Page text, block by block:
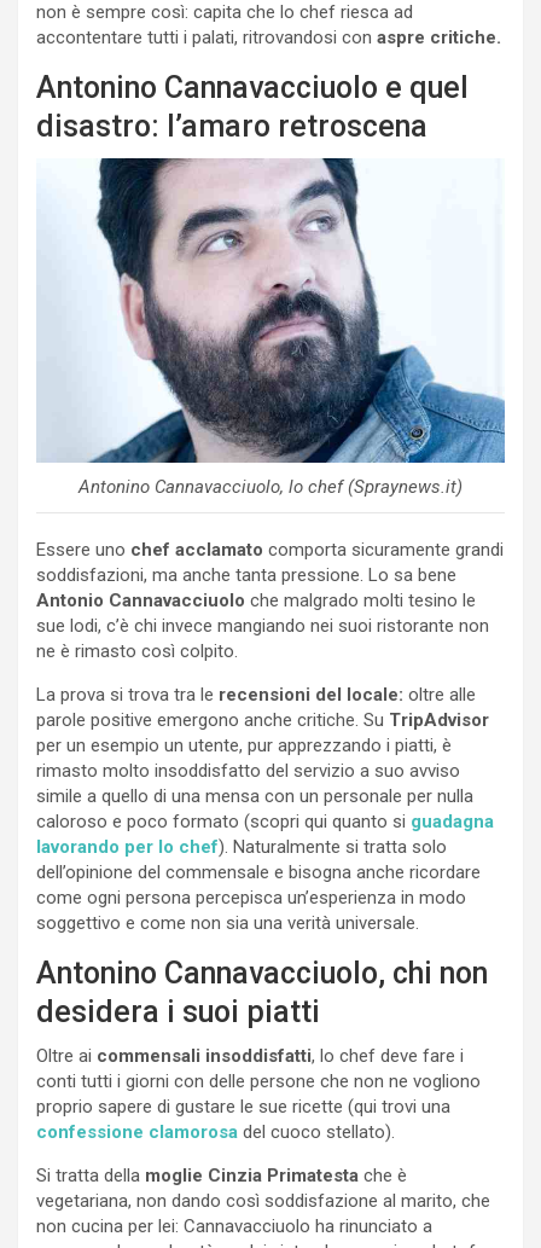
non è sempre così: capita che lo chef riesca ad
accontentare tutti i palati, ritrovandosi con aspre critiche.
Antonino Cannavacciuolo e quel
disastro: l’amaro retroscena
Antonino Cannavacciuolo, lo chef (Spraynews.it)
Essere uno chef acclamato comporta sicuramente grandi
soddisfazioni, ma anche tanta pressione. Lo sa bene
Antonio Cannavacciuolo che malgrado molti tesino le
sue lodi, c’è chi invece mangiando nei suoi ristorante non
ne è rimasto così colpito.
La prova si trova tra le recensioni del locale: oltre alle
parole positive emergono anche critiche. Su TripAdvisor
per un esempio un utente, pur apprezzando i piatti, è
rimasto molto insoddisfatto del servizio a suo avviso
simile a quello di una mensa con un personale per nulla
caloroso e poco formato (scopri qui quanto si guadagna
lavorando per lo chef). Naturalmente si tratta solo
dell’opinione del commensale e bisogna anche ricordare
come ogni persona percepisca un’esperienza in modo
soggettivo e come non sia una verità universale.
Antonino Cannavacciuolo, chi non
desidera i suoi piatti
Oltre ai commensali insoddisfatti, lo chef deve fare i
conti tutti i giorni con delle persone che non ne vogliono
proprio sapere di gustare le sue ricette (qui trovi una
confessione clamorosa del cuoco stellato).
Si tratta della moglie Cinzia Primatesta che è
vegetariana, non dando così soddisfazione al marito, che
non cucina per lei: Cannavacciuolo ha rinunciato a